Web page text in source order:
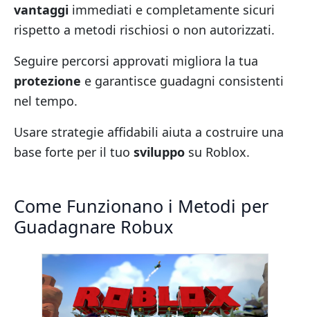
vantaggi immediati e completamente sicuri
rispetto a metodi rischiosi o non autorizzati.
Seguire percorsi approvati migliora la tua
protezione e garantisce guadagni consistenti
nel tempo.
Usare strategie affidabili aiuta a costruire una
base forte per il tuo sviluppo su Roblox.
Come Funzionano i Metodi per
Guadagnare Robux